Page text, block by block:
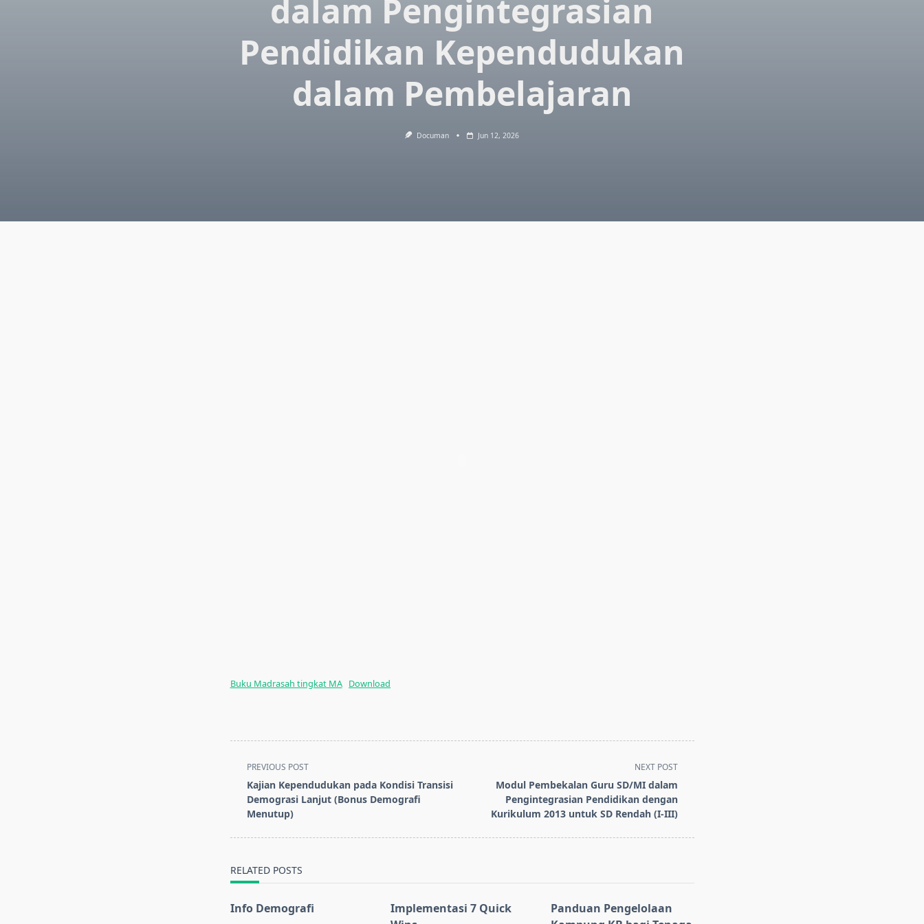
dalam Pengintegrasian
Pendidikan Kependudukan
dalam Pembelajaran
Documan Jun 12, 2026
Buku Madrasah tingkat MA Download
<span
class="nav-
subtitle
screen-
PREVIOUS POST
Kajian Kependudukan pada Kondisi Transisi
Demograsi Lanjut (Bonus Demografi
Menutup)
NEXT POST
Modul Pembekalan Guru SD/MI dalam
Pengintegrasian Pendidikan dengan
Kurikulum 2013 untuk SD Rendah (I-III)
RELATED POSTS
Info Demografi
Implementasi 7 Quick
Panduan Pengelolaan